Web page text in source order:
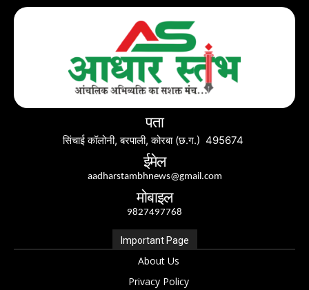
पता
सिंचाई कॉलोनी, बरपाली, कोरबा (छ.ग.) 495674
ईमेल
aadharstambhnews@gmail.com
मोबाइल
9827497768
Important Page
About Us
Privacy Policy